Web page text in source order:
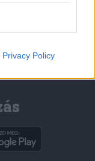
Privacy Policy